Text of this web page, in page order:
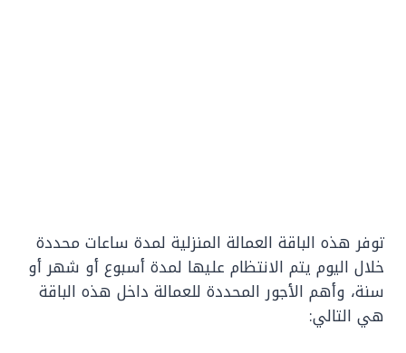
توفر هذه الباقة العمالة المنزلية لمدة ساعات محددة
خلال اليوم يتم الانتظام عليها لمدة أسبوع أو شهر أو
سنة، وأهم الأجور المحددة للعمالة داخل هذه الباقة
هي التالي: